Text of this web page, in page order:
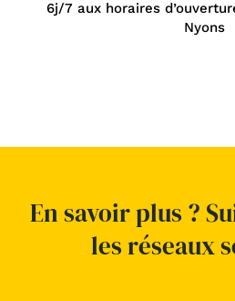
6j/7 aux horaires
Nyons
En savoir plus ?
les réseaux